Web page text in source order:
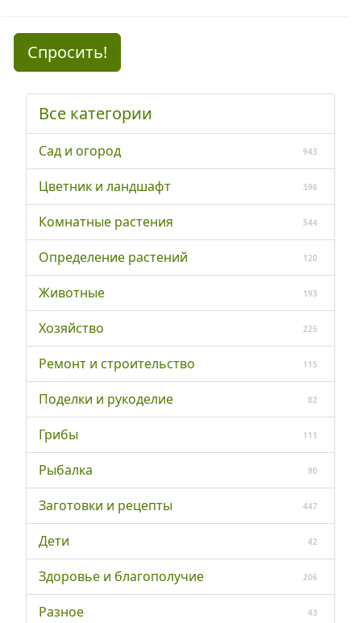
Спросить!
Все категории
Сад и огород 943
Цветник и ландшафт 396
Комнатные растения 544
Определение растений 120
Животные 193
Хозяйство 225
Ремонт и строительство 115
Поделки и рукоделие 82
Грибы 111
Рыбалка 90
Заготовки и рецепты 447
Дети 42
Здоровье и благополучие 206
Разное 43